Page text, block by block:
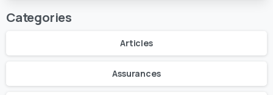
Categories
Articles
Assurances